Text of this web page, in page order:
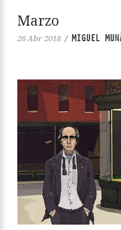
Marzo
26 Abr 2018 / MIGUEL